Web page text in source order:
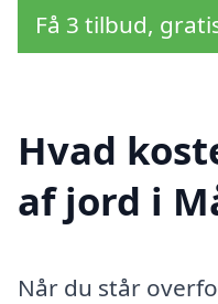
Få 3 tilbud,
Hvad
af jord i
Når du står